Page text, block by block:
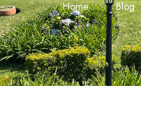
Home Blog